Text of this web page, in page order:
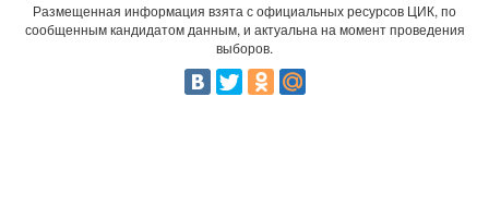
Размещенная информация взята с официальных ресурсов ЦИК, по
сообщенным кандидатом данным, и актуальна на момент проведения
выборов.